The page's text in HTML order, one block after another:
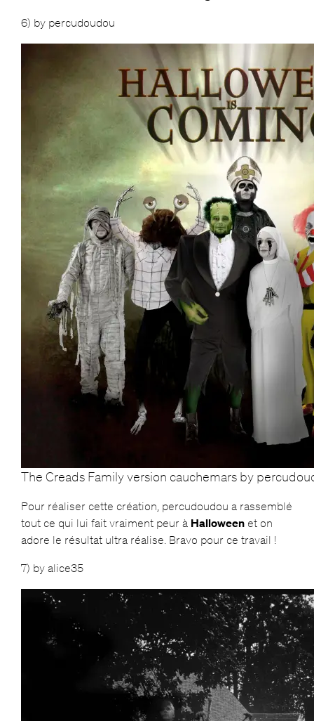
6) by percudoudou
The Creads Family version cauchemars by
Pour réaliser cette création, percudoudou a rassemblé
tout ce qui lui fait vraiment peur à Halloweenet on
adore le résultat ultra réalise. Bravo pour ce travail !
7) by alice35